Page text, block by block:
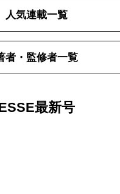
人気連載一覧
者・監修者一覧
最新号